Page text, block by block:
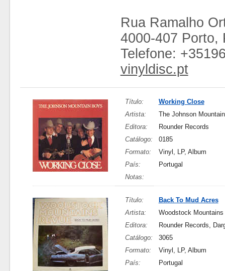
Rua Ramalho
4000-407 Porto,
Telefone:
vinyldisc.pt
Título:
Working Close
Artista:
The Johnson
Editora:
Rounder Records
Catálogo:
0185
Formato:
Vinyl, LP, Album
País:
Portugal
Notas:
Título:
Back To Mud Acres
Artista:
Woodstock Mountains
Editora:
Rounder Records,
Catálogo:
3065
Formato:
Vinyl, LP, Album
País:
Portugal